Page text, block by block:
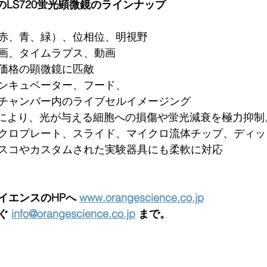
LS720蛍光顕微鏡のラインナップ
、青、緑）、位相位、明視野
、タイムラプス、動画
格の顕微鏡に匹敵
キュベーター、フード、
内のライブセルイメージング
より、光が与える細胞への損傷や蛍光減衰を極力抑制
ロプレート、スライド、マイクロ流体チップ、ディッ
ムされた実験器具にも柔軟に対応
エンスのHPへ www.orangescience.co.jp
info@orangescience.co.jp まで。